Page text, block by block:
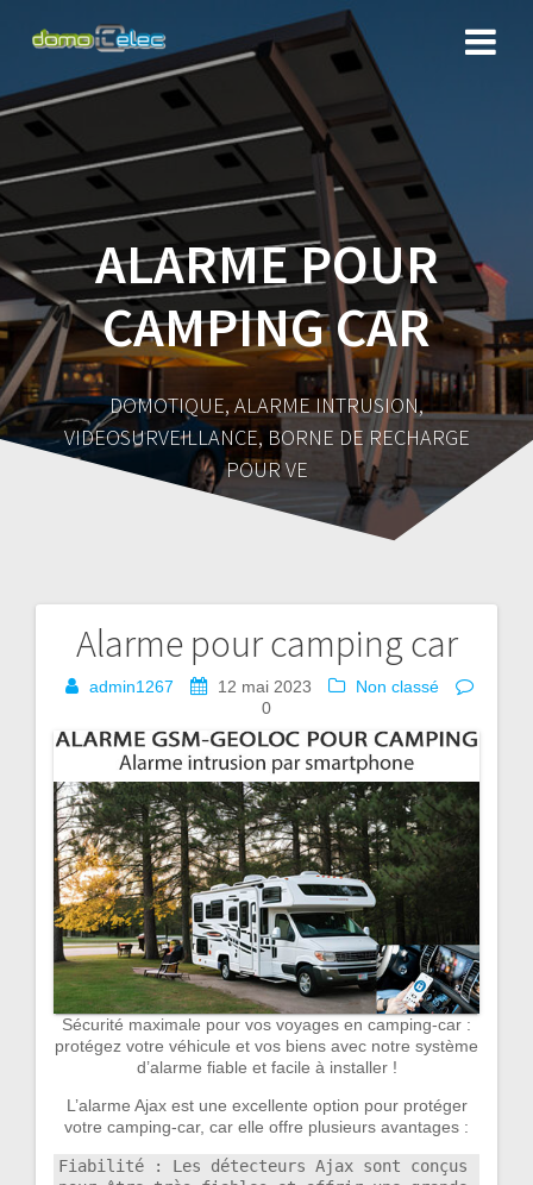
ALARME POUR
CAMPING CAR
DOMOTIQUE, ALARME INTRUSION,
VIDEOSURVEILLANCE, BORNE DE RECHARGE
POUR VE
Alarme pour camping car
admin1267 12 mai 2023
Non classé
0
Sécurité maximale pour vos voyages en camping-car :
protégez votre véhicule et vos biens avec notre système
d’alarme fiable et facile à installer !
L’alarme Ajax est une excellente option pour protéger
votre camping-car, car elle offre plusieurs avantages :
Fiabilité : Les détecteurs Ajax sont conçus
Navigation
de
l’article